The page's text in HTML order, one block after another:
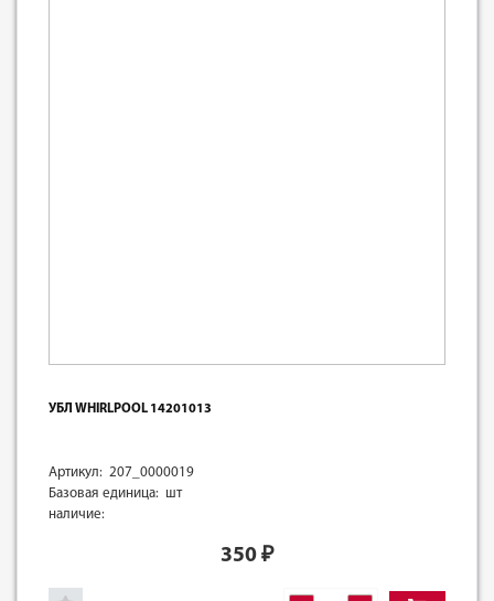
УБЛ WHIRLPOOL 14201013
Артикул: 207_0000019
Базовая единица: шт
наличие:
350 ₽